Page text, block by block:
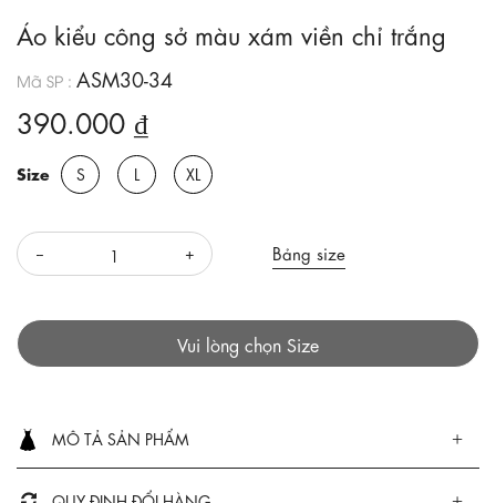
Áo kiểu công sở màu xám viền chỉ trắng
Mã SP : ASM30-34
390.000 ₫
Size S L XL
Bảng size
Vui lòng chọn Size
MÔ TẢ SẢN PHẨM